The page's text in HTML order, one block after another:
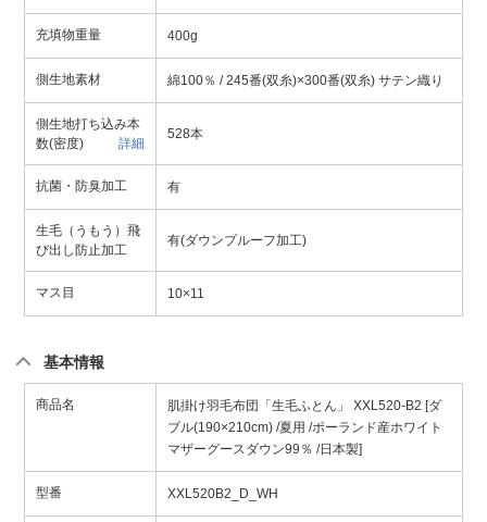
充填物重量 400g
側生地素材 綿100％ / 245番(双糸)×300番(双糸) サテン織り
側生地打ち込み本
数(密度)
詳細
528本
抗菌・防臭加工 有
生毛（うもう）飛
び出し防止加工
有(ダウンプルーフ加工)
マス目 10×11
基本情報
商品名
肌掛け羽毛布団「生毛ふとん」 XXL520-B2 [ダ
ブル(190×210cm) /夏用 /ポーランド産ホワイト
マザーグースダウン99％ /日本製]
型番 XXL520B2_D_WH